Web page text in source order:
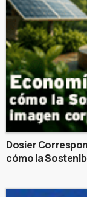
Dosier
cómo la